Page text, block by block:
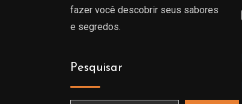
fazer você descobrir seus sabores
e segredos.
Pesquisar